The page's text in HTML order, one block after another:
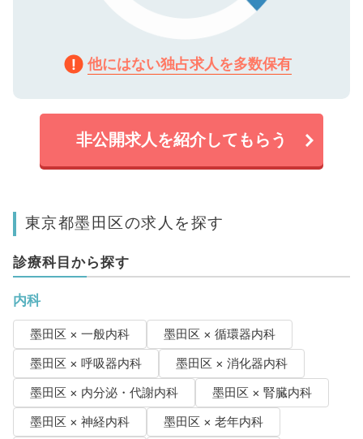
他にはない独占求人を多数保有
非公開求人を紹介してもらう
東京都墨田区の求人を探す
診療科目から探す
内科
墨田区 × 一般内科
墨田区 × 循環器内科
墨田区 × 呼吸器内科
墨田区 × 消化器内科
墨田区 × 内分泌・代謝内科
墨田区 × 腎臓内科
墨田区 × 神経内科
墨田区 × 老年内科